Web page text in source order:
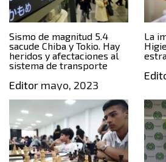
Sismo de magnitud 5.4
sacude Chiba y Tokio. Hay
heridos y afectaciones al
sistema de transporte
Editor mayo, 2023
La